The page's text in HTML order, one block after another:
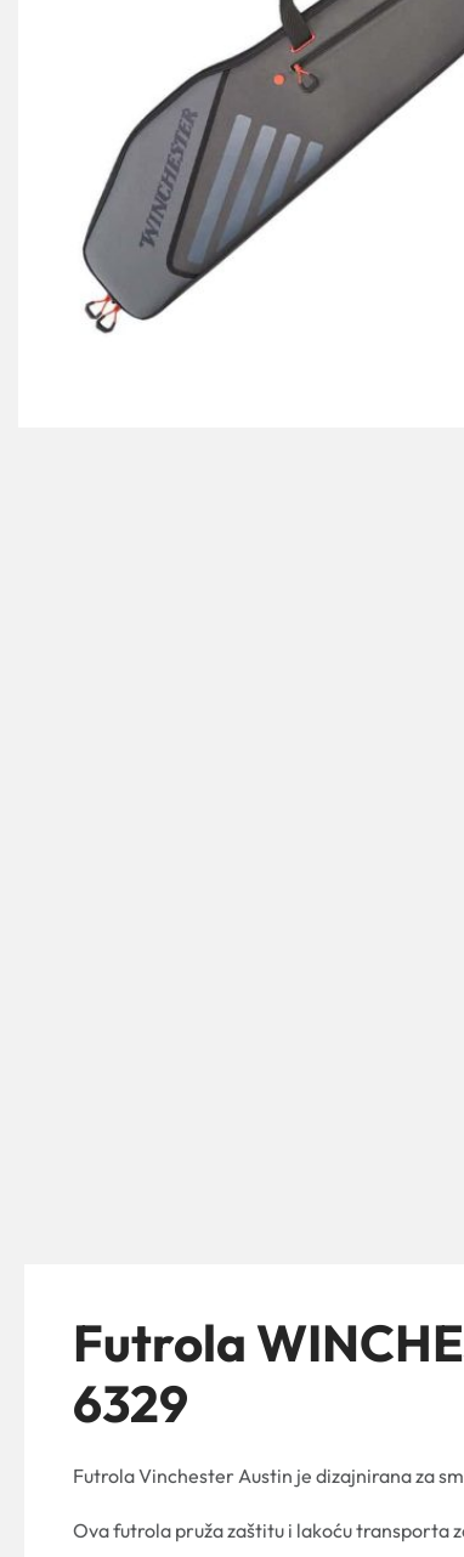
Futrola
6329
Futrola Vinchester Austin je dizajnirana za
Ova futrola pruža zaštitu i lakoću transporta